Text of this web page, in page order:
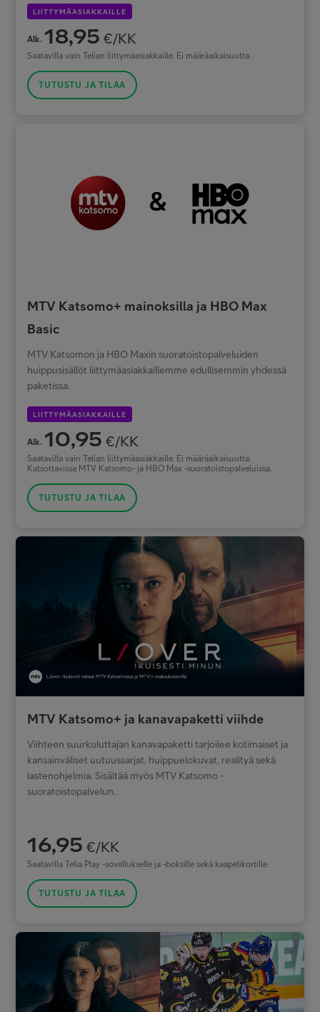
LIITTYMÄASIAKKAILLE
Alk. 18,95 €/KK
Saatavilla vain Telian liittymäasiakkaille. Ei määräaikaisuutta.
TUTUSTU JA TILAA
MTV Katsomo+ mainoksilla ja HBO Max
Basic
MTV Katsomon ja HBO Maxin suoratoistopalveluiden
huippusisällöt liittymäasiakkaillemme edullisemmin yhdessä
paketissa.
LIITTYMÄASIAKKAILLE
Alk. 10,95 €/KK
Saatavilla vain Telian liittymäasiakkaille. Ei määräaikaisuutta.
Katsottavissa MTV Katsomo- ja HBO Max -suoratoistopalveluissa.
TUTUSTU JA TILAA
MTV Katsomo+ ja kanavapaketti viihde
Viihteen suurkuluttajan kanavapaketti tarjoilee kotimaiset ja
kansainväliset uutuussarjat, huippuelokuvat, realityä sekä
lastenohjelmia. Sisältää myös MTV Katsomo -
suoratoistopalvelun.
16,95 €/KK
Saatavilla Telia Play -sovellukselle ja -boksille sekä kaapelikortille.
TUTUSTU JA TILAA